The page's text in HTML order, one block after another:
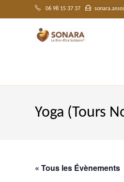
06 98 15 37 37
Yoga (Tours
« Tous les Évènements